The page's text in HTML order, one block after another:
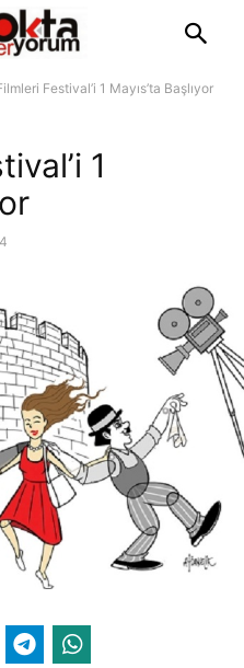
Festival’i 1 Mayıs’ta Başlıyor
1